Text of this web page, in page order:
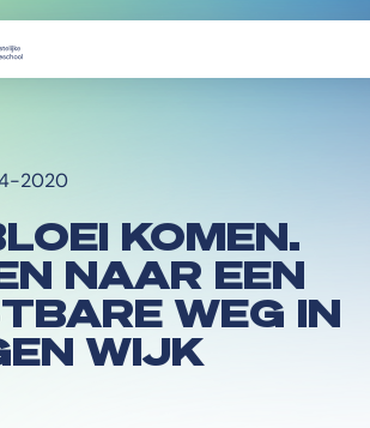
2020
KOMEN.
NAAR EEN
WEG IN
WIJK